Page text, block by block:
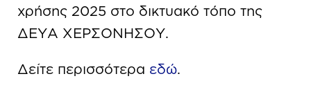
χρήσης 2025 στο δικτυακό τόπο της
ΔΕΥΑ ΧΕΡΣΟΝΗΣΟΥ.
Δείτε περισσότερα εδώ